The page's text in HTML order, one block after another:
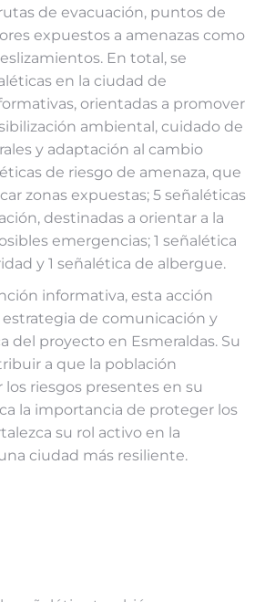
de evacuación, puntos de
expuestos a amenazas como
En total, se
en la ciudad de
orientadas a promover
ambiental, cuidado de
y adaptación al cambio
de riesgo de amenaza, que
zonas expuestas; 5 señaléticas
destinadas a orientar a la
emergencias; 1 señalética
y 1 señalética de albergue.
informativa, esta acción
de comunicación y
del proyecto en Esmeraldas. Su
a que la población
riesgos presentes en su
la importancia de proteger los
su rol activo en la
ciudad más resiliente.